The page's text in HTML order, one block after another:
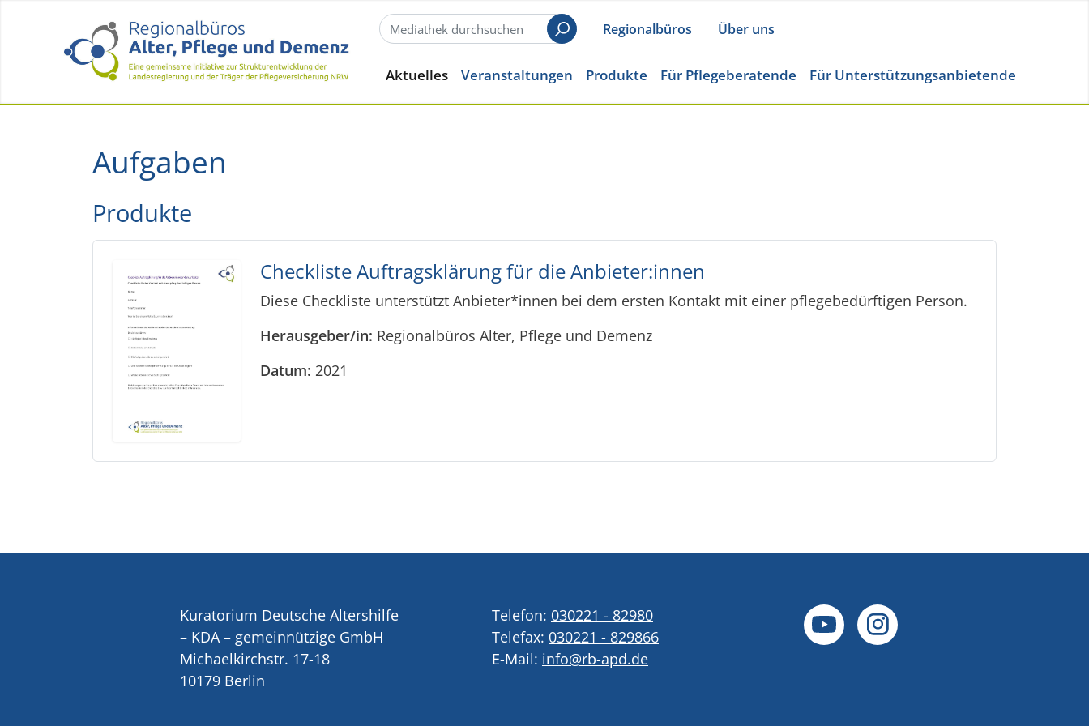
SuchenRegionalbüros Über uns
Aktuelles Veranstaltungen Produkte Für Pflegeberatende Für Unterstützungsanbietende
Aufgaben
Produkte
Checkliste Auftragsklärung für die Anbieter:innen
Diese Checkliste unterstützt Anbieter*innen bei dem ersten Kontakt mit einer pflegebedürftigen Person.
Herausgeber/in: Regionalbüros Alter, Pflege und Demenz
Datum: 2021
Kuratorium Deutsche Altershilfe
– KDA – gemeinnützige GmbH
Michaelkirchstr. 17-18
10179 Berlin
Telefon: 030221 - 82980
Telefax: 030221 - 829866
E-Mail: info@rb-apd.de